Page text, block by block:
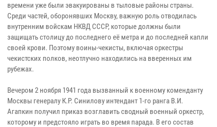
времени уже были эвакуированы в тыловые районы страны.
Среди частей, оборонявших Москву, важную роль отводилась
внутренним войскам НКВД СССР, которые должны были
защищать столицу до последнего её метра и до последней капли
своей крови. Поэтому воины-чекисты, включая оркестры
чекистских полков, неотлучно находились на вверенных им
рубежах.
Вечером 2 ноября 1941 года вызванный к военному коменданту
Москвы генералу К.Р. Синилову интендант 1-го ранга В.И.
Агапкин получил приказ возглавить сводный военный оркестр,
которому и предстояло играть во время парада. В его состав